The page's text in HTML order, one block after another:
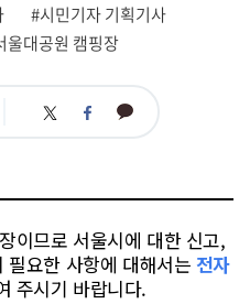
#시민기자 기획기사
울대공원 캠핑장
트 페 카
이므로 서울시에 대한 신고,
요한 사항에 대해서는 전자
주시기 바랍니다.